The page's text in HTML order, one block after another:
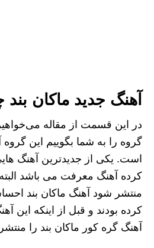
آهنگ جدید ماکان بند
در این قسمت از مقاله
گروه را به شما بگوییم این
است. یکی از جدیدترین آهنگ
کرده آهنگ معرفت می باشد البته
منتشر شود آهنگ ماکان بند
کرده بودند و قبل از اینکه این
آهنگ گره کور ماکان بند را